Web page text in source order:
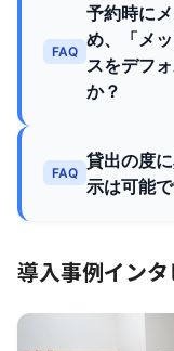
FAQ
予約時に
め、「メ
スをデフ
か？
FAQ
貸出の度
示は可能
導入事例イン